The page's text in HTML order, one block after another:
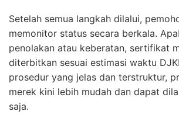
Setelah semua langkah dilalui,
memonitor status secara berkala.
penolakan atau keberatan, sertifikat
diterbitkan sesuai estimasi waktu
prosedur yang jelas dan terstruktur,
merek kini lebih mudah dan dapat
saja.